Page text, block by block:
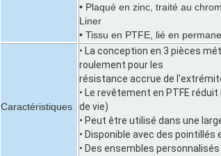
• Plaqué en zinc, traité au
Liner
• Tissu en PTFE, lié en
Caractéristiques
• La conception en 3 pièces
roulement pour les
résistance accrue de
• Le revêtement en PTFE
de vie)
• Peut être utilisé dans une
• Disponible avec des
• Des ensembles